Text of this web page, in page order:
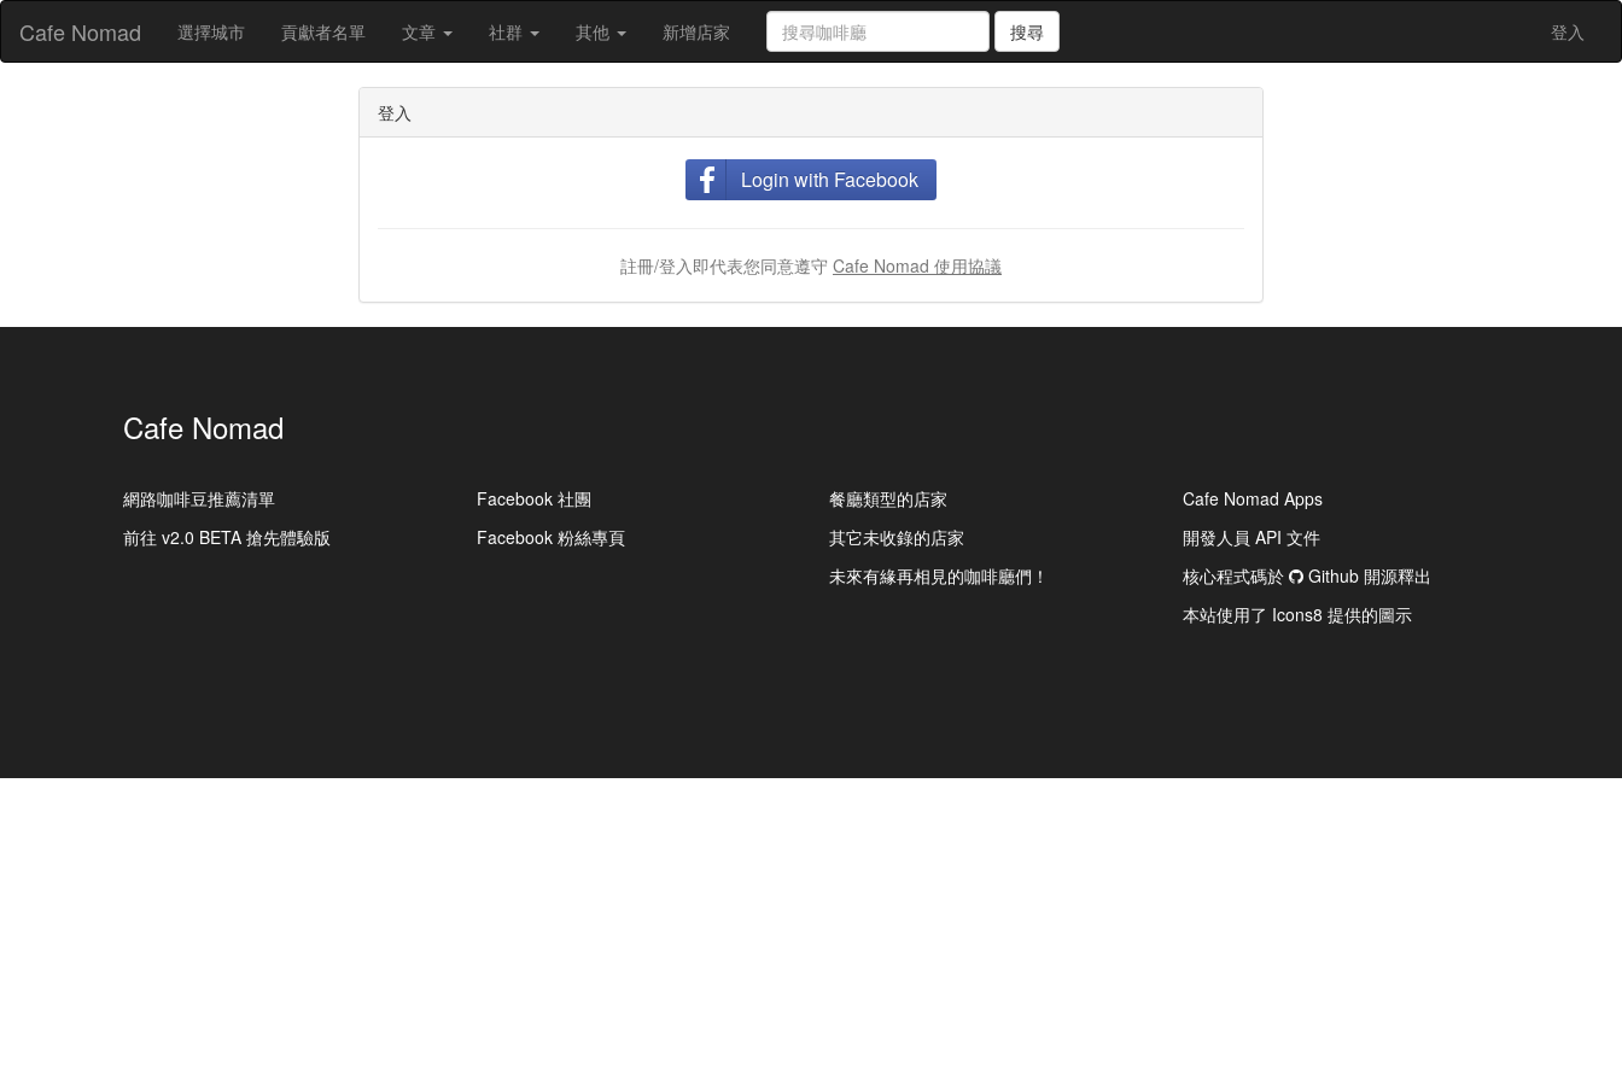
Cafe Nomad 選擇城市 貢獻者名單 文章 社群 其他 新增店家 搜尋 登入
登入
Login with Facebook
註冊/登入即代表您同意遵守 Cafe Nomad 使用協議
Cafe Nomad
網路咖啡豆推薦清單
前往 v2.0 BETA 搶先體驗版
Facebook 社團
Facebook 粉絲專頁
餐廳類型的店家
其它未收錄的店家
未來有緣再相見的咖啡廳們！
Cafe Nomad Apps
開發人員 API 文件
核心程式碼於
Github 開源釋出
本站使用了 Icons8 提供的圖示